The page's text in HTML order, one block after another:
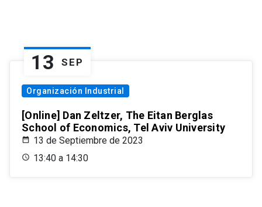
13 SEP
Organización Industrial
[Online] Dan Zeltzer, The Eitan Berglas
School of Economics, Tel Aviv University
13 de Septiembre de 2023
13:40 a 14:30